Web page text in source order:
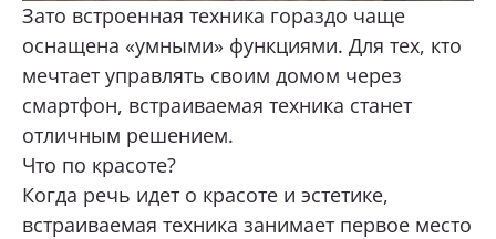
Зато встроенная техника гораздо чаще
оснащена «умными» функциями. Для тех, кто
мечтает управлять своим домом через
смартфон, встраиваемая техника станет
отличным решением.
Что по красоте?
Когда речь идет о красоте и эстетике,
встраиваемая техника занимает первое место